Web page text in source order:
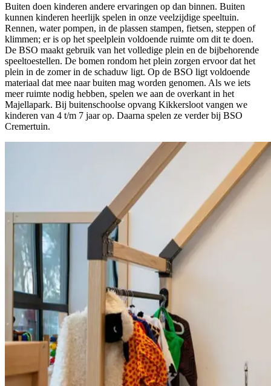
Buiten doen kinderen andere ervaringen op dan binnen. Buiten
kunnen kinderen heerlijk spelen in onze veelzijdige speeltuin.
Rennen, water pompen, in de plassen stampen, fietsen, steppen of
klimmen; er is op het speelplein voldoende ruimte om dit te doen.
De BSO maakt gebruik van het volledige plein en de bijbehorende
speeltoestellen. De bomen rondom het plein zorgen ervoor dat het
plein in de zomer in de schaduw ligt. Op de BSO ligt voldoende
materiaal dat mee naar buiten mag worden genomen. Als we iets
meer ruimte nodig hebben, spelen we aan de overkant in het
Majellapark. Bij buitenschoolse opvang Kikkersloot vangen we
kinderen van 4 t/m 7 jaar op. Daarna spelen ze verder bij BSO
Cremertuin.